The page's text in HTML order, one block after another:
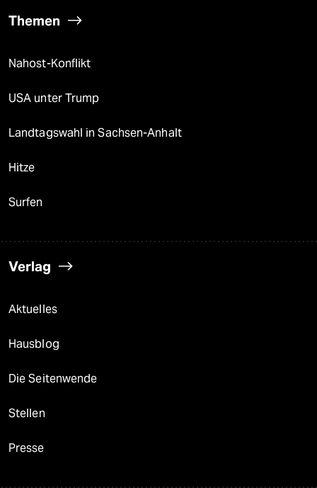
Themen
Nahost-Konflikt
USA unter Trump
Landtagswahl in Sachsen-Anhalt
Hitze
Surfen
Verlag
Aktuelles
Hausblog
Die Seitenwende
Stellen
Presse